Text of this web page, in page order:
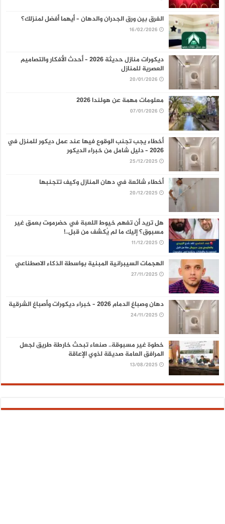
الفرق بين ورق الجدران والدهان – أيهما أفضل لمنزلك؟
16/02/2026
ديكورات منازل حديثة 2026 – أحدث الأفكار والتصاميم
العصرية للمنازل
20/01/2026
معلومات مهمة عن هولندا 2026
07/01/2026
أخطاء يجب تجنب الوقوع فيها عند عمل ديكور للمنزل في
2026 – دليل شامل من خبراء الديكور
25/12/2025
أخطاء شائعة في دهان المنازل وكيف تتجنبها
20/12/2025
هل تريد أن تفهم خيوط اللعبة في حضرموت بعمق غير
مسبوق؟ إليك ما لم يُكشف من قبل..!
11/12/2025
الهجمات السيبرانية المبنية بواسطة الذكاء الاصطناعي
27/11/2025
دهان وصباغ الدمام 2026 – خبراء ديكورات وأصباغ الشرقية
24/11/2025
خطوة غير مسبوقة.. صنعاء تبحث خارطة طريق لجعل
المرافق العامة صديقة لذوي الإعاقة
13/08/2025